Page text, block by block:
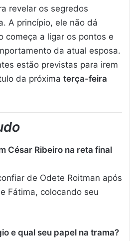
revelar os segredos
A princípio, ele não dá
começa a ligar os pontos e
da atual esposa.
estão previstas para irem
da próxima terça-feira
César Ribeiro na reta final
de Odete Roitman após
Fátima, colocando seu
e qual seu papel na trama?